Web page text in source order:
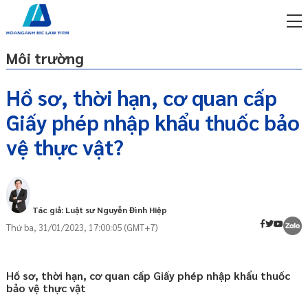
Môi trường
Hồ sơ, thời hạn, cơ quan cấp
Giấy phép nhập khẩu thuốc bảo
vệ thực vật?
Tác giả: Luật sư Nguyễn Đình Hiệp
Thứ ba, 31/01/2023, 17:00:05 (GMT+7)
Hồ sơ, thời hạn, cơ quan cấp Giấy phép nhập khẩu thuốc
bảo vệ thực vật
Nhập khẩu thuốc bảo vệ thực vật là gì?
Hồ sơ cấp Giấy phép nhập khẩu thuốc
bảo vệ thực vật
Hiệu lực Giấy phép nhập khẩu thuốc bảo
nhập khẩu thuốc bảo vệ thực vật
phí qua zalo
sư trực tuyến online
ty/doanh nghiệp
gói
phí qua zalo
sư trực tuyến online
ty/doanh nghiệp